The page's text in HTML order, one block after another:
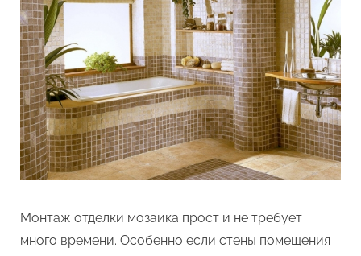
Монтаж отделки мозаика прост и не требует
много времени. Особенно если стены помещения